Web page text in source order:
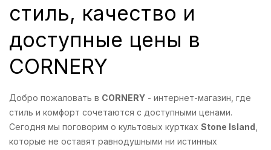
стиль, качество и
доступные цены в
CORNERY
Добро пожаловать в CORNERY - интернет-магазин, где
стиль и комфорт сочетаются с доступными ценами.
Сегодня мы поговорим о культовых куртках Stone Island
которые не оставят равнодушными ни истинных